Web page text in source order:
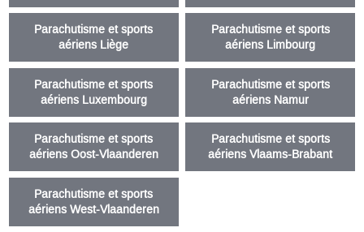
Parachutisme et sports
aériens Liège
Parachutisme et sports
aériens Limbourg
Parachutisme et sports
aériens Luxembourg
Parachutisme et sports
aériens Namur
Parachutisme et sports
aériens Oost-Vlaanderen
Parachutisme et sports
aériens Vlaams-Brabant
Parachutisme et sports
aériens West-Vlaanderen